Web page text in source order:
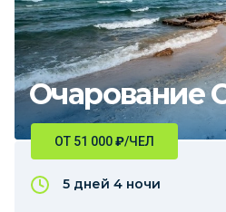
Очарование
ОТ 51 000₽/ЧЕЛ
5 дней 4 ночи